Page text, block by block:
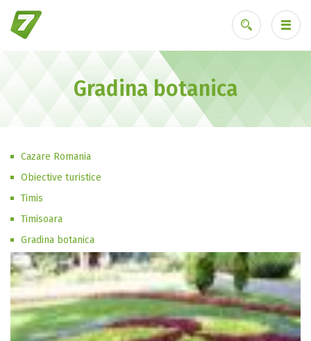
Ai uitat parola?
Gradina botanica
Cazare Romania
Obiective turistice
Timis
Timisoara
Gradina botanica